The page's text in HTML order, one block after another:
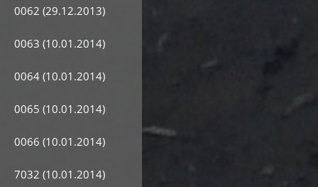
0062 (29.12.2013)
0063 (10.01.2014)
0064 (10.01.2014)
0065 (10.01.2014)
0066 (10.01.2014)
7032 (10.01.2014)